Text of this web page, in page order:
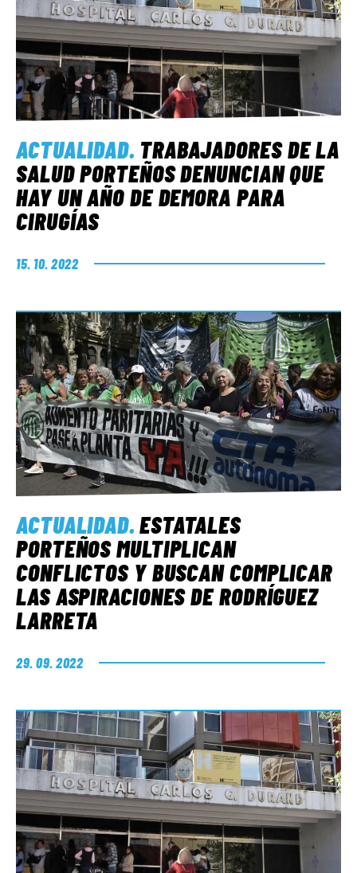
ACTUALIDAD. TRABAJADORES DE LA
SALUD PORTEÑOS DENUNCIAN QUE
HAY UN AÑO DE DEMORA PARA
CIRUGÍAS
15. 10. 2022
ACTUALIDAD.ESTATALES
PORTEÑOS MULTIPLICAN
CONFLICTOS Y BUSCAN COMPLICAR
LAS ASPIRACIONES DE RODRÍGUEZ
LARRETA
29. 09. 2022